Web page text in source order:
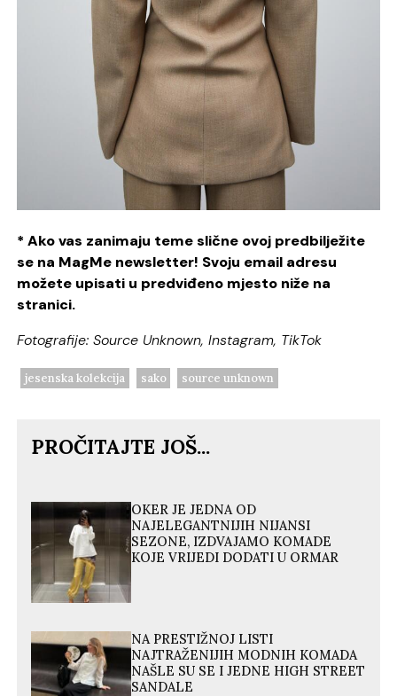
* Ako vas zanimaju teme slične ovoj predbilježite
se na MagMe newsletter! Svoju email adresu
možete upisati u predviđeno mjesto niže na
stranici.
Fotografije: Source Unknown, Instagram, TikTok
jesenska kolekcija sako source unknown
PROČITAJTE JOŠ...
OKER JE JEDNA OD
NAJELEGANTNIJIH NIJANSI
SEZONE, IZDVAJAMO KOMADE
KOJE VRIJEDI DODATI U ORMAR
NA PRESTIŽNOJ LISTI
NAJTRAŽENIJIH MODNIH KOMADA
NAŠLE SU SE I JEDNE HIGH STREET
SANDALE